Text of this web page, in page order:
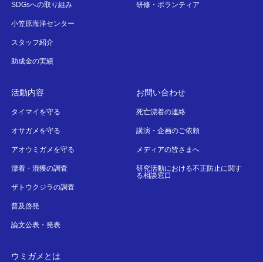
SDGsへの取り組み
小笠原海洋センター
スタッフ紹介
助成金の実績
研修・ボランティア
活動内容
タイマイを守る
オサガメを守る
アオウミガメを守る
漂着・混獲の調査
ザトウクジラの調査
普及啓発
論文公表・発表
お問い合わせ
死亡漂着の連絡
講演・企画のご依頼
メディアの皆さまへ
研究活動における不正防止に関す
る相談窓口
ウミガメとは